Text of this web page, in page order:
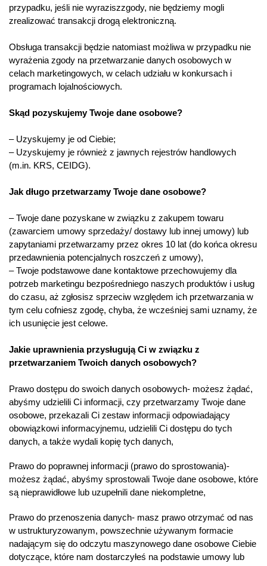
przypadku, jeśli nie wyraziszzgody, nie będziemy mogli
zrealizować transakcji drogą elektroniczną.
Obsługa transakcji będzie natomiast możliwa w przypadku nie
wyrażenia zgody na przetwarzanie danych osobowych w
celach marketingowych, w celach udziału w konkursach i
programach lojalnościowych.
Skąd pozyskujemy Twoje dane osobowe?
– Uzyskujemy je od Ciebie;
– Uzyskujemy je również z jawnych rejestrów handlowych
(m.in. KRS, CEIDG).
Jak długo przetwarzamy Twoje dane osobowe?
– Twoje dane pozyskane w związku z zakupem towaru
(zawarciem umowy sprzedaży/ dostawy lub innej umowy) lub
zapytaniami przetwarzamy przez okres 10 lat (do końca okresu
przedawnienia potencjalnych roszczeń z umowy),
– Twoje podstawowe dane kontaktowe przechowujemy dla
potrzeb marketingu bezpośredniego naszych produktów i usług
do czasu, aż zgłosisz sprzeciw względem ich przetwarzania w
tym celu cofniesz zgodę, chyba, że wcześniej sami uznamy, że
ich usunięcie jest celowe.
Jakie uprawnienia przysługują Ci w związku z
przetwarzaniem Twoich danych osobowych?
Prawo dostępu do swoich danych osobowych- możesz żądać,
abyśmy udzielili Ci informacji, czy przetwarzamy Twoje dane
osobowe, przekazali Ci zestaw informacji odpowiadający
obowiązkowi informacyjnemu, udzielili Ci dostępu do tych
danych, a także wydali kopię tych danych,
Prawo do poprawnej informacji (prawo do sprostowania)-
możesz żądać, abyśmy sprostowali Twoje dane osobowe, które
są nieprawidłowe lub uzupełnili dane niekompletne,
Prawo do przenoszenia danych- masz prawo otrzymać od nas
w ustrukturyzowanym, powszechnie używanym formacie
nadającym się do odczytu maszynowego dane osobowe Ciebie
dotyczące, które nam dostarczyłeś na podstawie umowy lub